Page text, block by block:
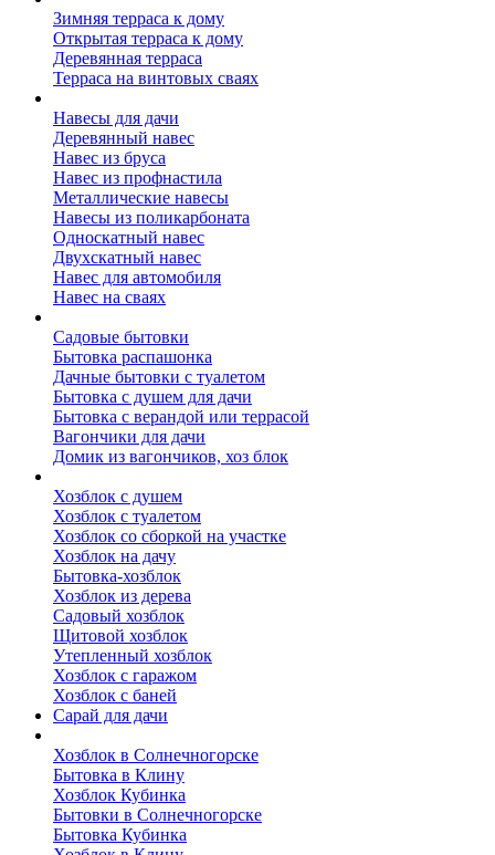
Зимняя терраса к дому
Открытая терраса к дому
Деревянная терраса
Терраса на винтовых сваях
Навесы для дачи
Деревянный навес
Навес из бруса
Навес из профнастила
Металлические навесы
Навесы из поликарбоната
Односкатный навес
Двухскатный навес
Навес для автомобиля
Навес на сваях
Садовые бытовки
Бытовка распашонка
Дачные бытовки с туалетом
Бытовка с душем для дачи
Бытовка с верандой или террасой
Вагончики для дачи
Домик из вагончиков, хоз блок
Хозблок с душем
Хозблок с туалетом
Хозблок со сборкой на участке
Хозблок на дачу
Бытовка-хозблок
Хозблок из дерева
Садовый хозблок
Щитовой хозблок
Утепленный хозблок
Хозблок с гаражом
Хозблок с баней
Сарай для дачи
Хозблок в Солнечногорске
Бытовка в Клину
Хозблок Кубинка
Бытовки в Солнечногорске
Бытовка Кубинка